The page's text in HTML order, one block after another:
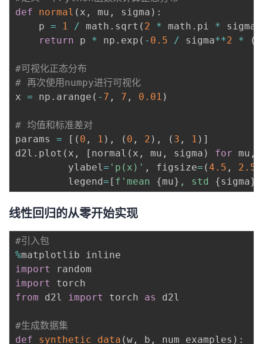
def
normal ( x , mu , sigma ) :
    p
= 1 / math . sqrt ( 2 * math . pi * sigma
return p * np . exp ( - 0.5 / sigma**2 * (
#可视化正态分布
# 再次使用numpy进行可视化
x = np . arange ( - 7 , 7 , 0.01 )
# 均值和标准差对
params = [ ( 0 , 1 ) , ( 0 , 2 ) , ( 3 , 1 ) ]
d2l . plot ( x , [ normal ( x , mu , sigma ) for mu ,
         ylabel
= 'p(x)' , figsize= (4.5 , 2.5
         legend
= [ f'mean {mu} , std {sigma}
线性回归的从零开始实现
#引入包
%
import
import
from d2l import torch as d2l
#生成数据集
def
synthetic_data (w , b , num_examples ) :